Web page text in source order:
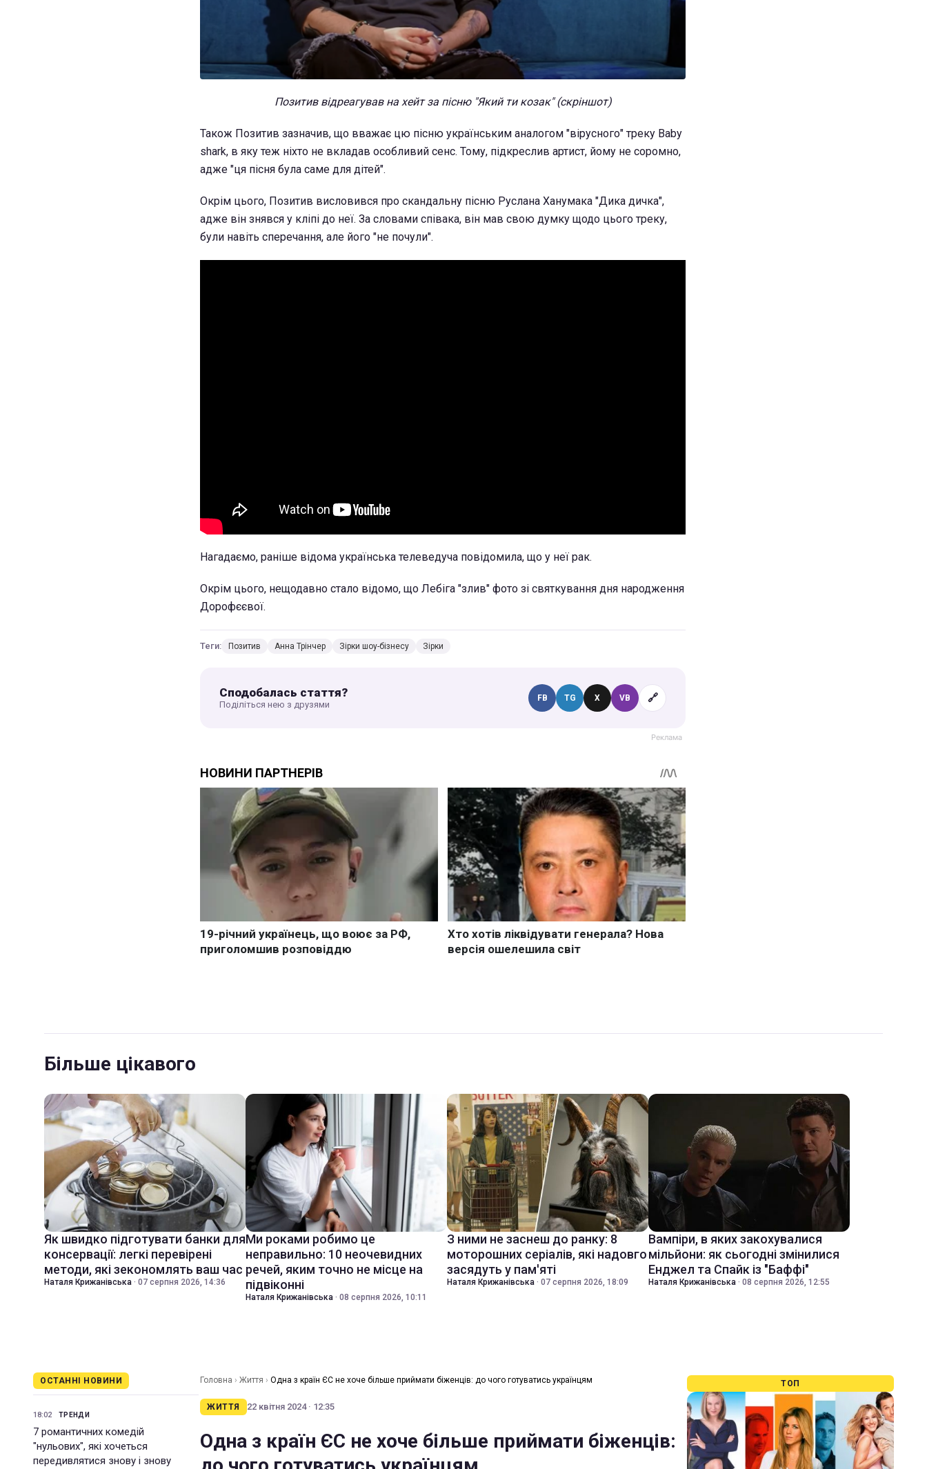
Позитив відреагував на хейт за пісню "Який ти козак" (скріншот)
Також Позитив зазначив, що вважає цю пісню українським аналогом "вірусного" треку Baby
shark, в яку теж ніхто не вкладав особливий сенс. Тому, підкреслив артист, йому не соромно,
адже "ця пісня була саме для дітей".
Окрім цього, Позитив висловився про скандальну пісню Руслана Ханумака "Дика дичка",
адже він знявся у кліпі до неї. За словами співака, він мав свою думку щодо цього треку,
були навіть сперечання, але його "не почули".
Нагадаємо, раніше відома українська телеведуча повідомила, що у неї рак.
Окрім цього, нещодавно стало відомо, що Лебіга "злив" фото зі святкування дня народження
Дорофєєвої.
Теги: Позитив Анна Трінчер Зірки шоу-бізнесу Зірки
Сподобалась стаття?
Поділіться нею з друзями
FB TG X VB 🔗
Більше цікавого
Як швидко підготувати банки для
консервації: легкі перевірені
методи, які зекономлять ваш час
Наталя Крижанівська · 07 серпня 2026, 14:36
Ми роками робимо це
неправильно: 10 неочевидних
речей, яким точно не місце на
підвіконні
Наталя Крижанівська · 08 серпня 2026, 10:11
З ними не заснеш до ранку: 8
моторошних серіалів, які надовго
засядуть у пам'яті
Наталя Крижанівська · 07 серпня 2026, 18:09
Вампіри, в яких закохувалися
мільйони: як сьогодні змінилися
Енджел та Спайк із "Баффі"
Наталя Крижанівська · 08 серпня 2026, 12:55
ОСТАННІ НОВИНИ
18:02 ТРЕНДИ
7 романтичних комедій
"нульових", які хочеться
передивлятися знову і знову
Головна › Життя › Одна з країн ЄС не хоче більше приймати біженців: до чого готуватись українцям
ЖИТТЯ 22 квітня 2024 · 12:35
Одна з країн ЄС не хоче більше приймати біженців:
ТОП